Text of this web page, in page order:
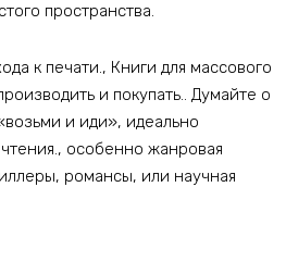
пространства.
к печати., Книги для массового
и покупать.. Думайте о
и иди», идеально
особенно жанровая
романсы, или научная